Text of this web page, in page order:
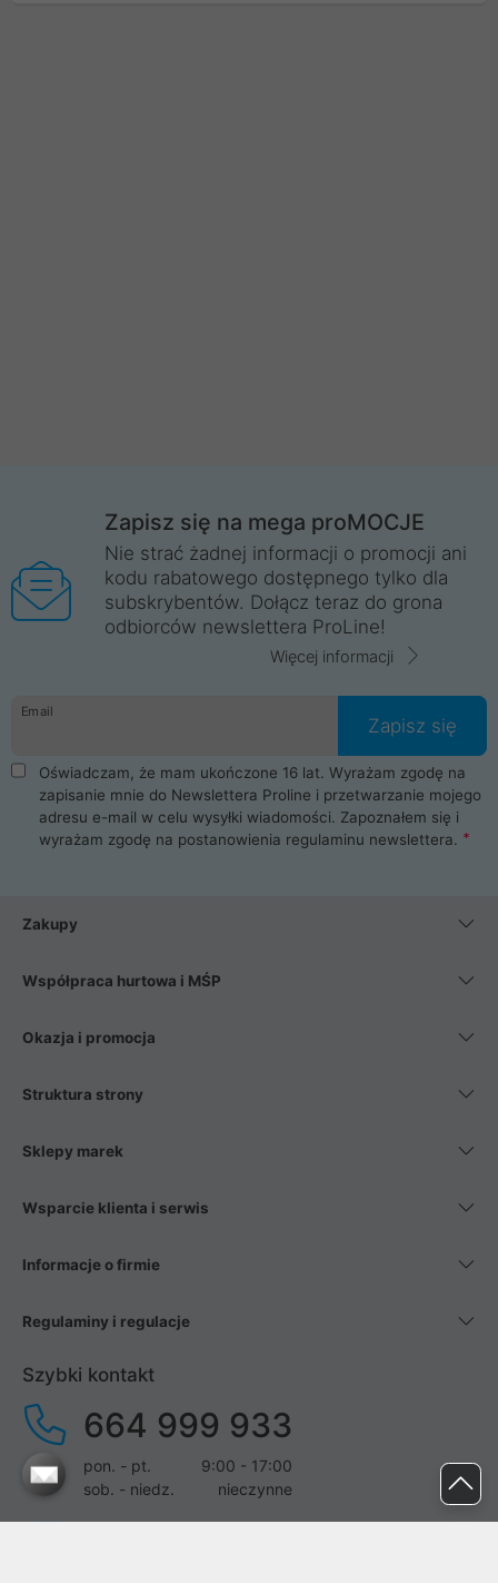
Zapisz się na mega proMOCJE
Nie strać żadnej informacji o promocji ani
kodu rabatowego dostępnego tylko dla
subskrybentów. Dołącz teraz do grona
odbiorców newslettera ProLine!
Więcej informacji
Email
Zapisz się
Oświadczam, że mam ukończone 16 lat. Wyrażam zgodę na
zapisanie mnie do Newslettera Proline i przetwarzanie mojego
adresu e-mail w celu wysyłki wiadomości. Zapoznałem się i
wyrażam zgodę na postanowienia regulaminu newslettera.
Zakupy
Współpraca hurtowa i MŚP
Okazja i promocja
Struktura strony
Sklepy marek
Wsparcie klienta i serwis
Informacje o firmie
Regulaminy i regulacje
Szybki kontakt
664 999 933
pon. - pt.
9:00 - 17:00
sob. - niedz.
nieczynne